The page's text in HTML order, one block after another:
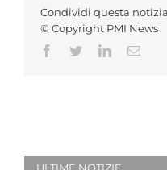
Condividi questa
© Copyright PMI News
Facebook
TwitterLinkedInEmail